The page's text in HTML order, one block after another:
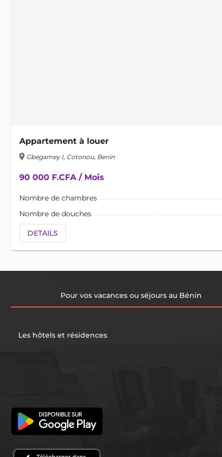
Appartement à louer
location_on Gbegamey I, Cotonou, Benin
90 000 F.CFA / Mois
Nombre de chambres
Nombre de douches
DETAILS
Pour vos vacances ou séjours au Bénin
Les hôtels et résidences